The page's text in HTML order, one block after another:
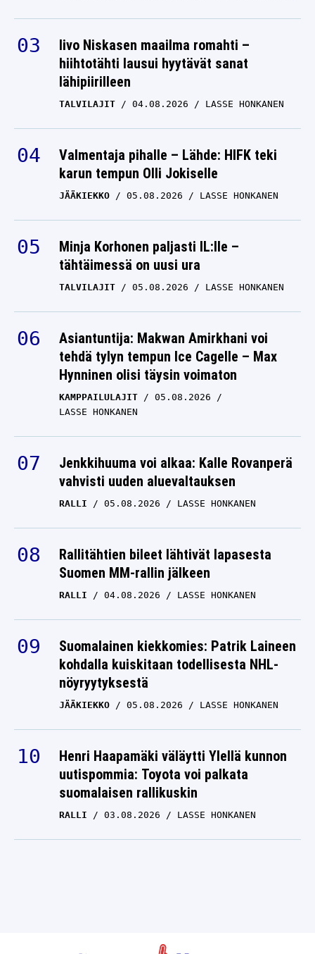
Iivo Niskasen maailma romahti –
hiihtotähti lausui hyytävät sanat
lähipiirilleen
TALVILAJIT 04.08.2026 LASSE HONKANEN
Valmentaja pihalle – Lähde: HIFK teki
karun tempun Olli Jokiselle
JÄÄKIEKKO 05.08.2026 LASSE HONKANEN
Minja Korhonen paljasti IL:lle –
tähtäimessä on uusi ura
TALVILAJIT 05.08.2026 LASSE HONKANEN
Asiantuntija: Makwan Amirkhani voi
tehdä tylyn tempun Ice Cagelle – Max
Hynninen olisi täysin voimaton
KAMPPAILULAJIT
05.08.2026
LASSE HONKANEN
Jenkkihuuma voi alkaa: Kalle Rovanperä
vahvisti uuden aluevaltauksen
RALLI 05.08.2026 LASSE HONKANEN
Rallitähtien bileet lähtivät lapasesta
Suomen MM-rallin jälkeen
RALLI 04.08.2026 LASSE HONKANEN
Suomalainen kiekkomies: Patrik Laineen
kohdalla kuiskitaan todellisesta NHL-
nöyryytyksestä
JÄÄKIEKKO 05.08.2026 LASSE HONKANEN
Henri Haapamäki väläytti Ylellä kunnon
uutispommia: Toyota voi palkata
suomalaisen rallikuskin
RALLI 03.08.2026 LASSE HONKANEN